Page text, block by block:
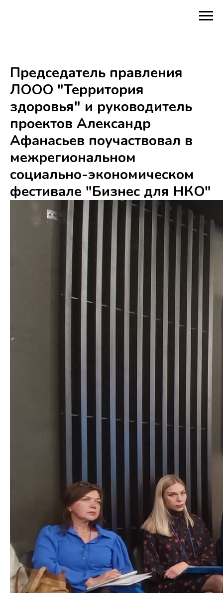
Председатель правления
ЛООО "Территория
здоровья" и руководитель
проектов Александр
Афанасьев поучаствовал в
межрегиональном
социально-экономическом
фестивале "Бизнес для НКО"